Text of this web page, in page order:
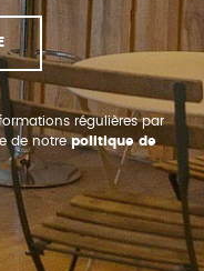
régulières par
de notrepolitique de